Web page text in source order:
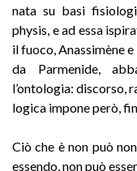
nata su basi
physis, e ad essa
il fuoco, Anassimène
da Parmenide,
l’ontologia: discorso,
logica impone però,
Ciò che è non può
essendo, non può